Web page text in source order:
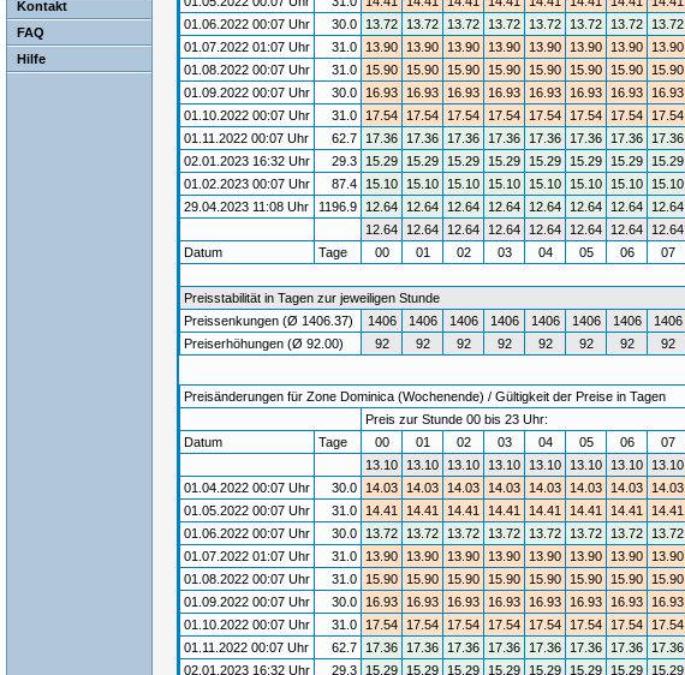
Kontakt
FAQ
Hilfe
01.06.2022 00:07 Uhr
30.0 13.72 13.72 13.72 13.72 13.72 13.72 13.72 13.72
01.07.2022 01:07 Uhr
31.0 13.90 13.90 13.90 13.90 13.90 13.90 13.90 13.90
01.08.2022 00:07 Uhr
31.0 15.90 15.90 15.90 15.90 15.90 15.90 15.90 15.90
01.09.2022 00:07 Uhr
30.0 16.93 16.93 16.93 16.93 16.93 16.93 16.93 16.93
01.10.2022 00:07 Uhr
31.0 17.54 17.54 17.54 17.54 17.54 17.54 17.54 17.54
01.11.2022 00:07 Uhr
62.7 17.36 17.36 17.36 17.36 17.36 17.36 17.36 17.36
02.01.2023 16:32 Uhr
29.3 15.29 15.29 15.29 15.29 15.29 15.29 15.29 15.29
01.02.2023 00:07 Uhr
87.4 15.10 15.10 15.10 15.10 15.10 15.10 15.10 15.10
29.04.2023 11:08 Uhr
1196.9 12.64 12.64 12.64 12.64 12.64 12.64 12.64 12.64
12.64
12.64 12.64 12.64 12.64 12.64 12.64 12.64
Datum
Tage 00 01 02 03 04 05 06 07
Preisstabilität in Tagen zur jeweiligen Stunde
Preissenkungen (Ø 1406.37)
1406 1406 1406 1406 1406 1406 1406 1406
Preiserhöhungen (Ø 92.00)
92 92 92 92 92 92 92 92
Preisänderungen für Zone Dominica (Wochenende) / Gültigkeit der Preise in Tagen
Preis zur Stunde 00 bis 23 Uhr:
Datum
Tage 00 01 02 03 04 05 06 07
13.10
13.10 13.10 13.10 13.10 13.10 13.10 13.10
01.04.2022 00:07 Uhr
30.0 14.03 14.03 14.03 14.03 14.03 14.03 14.03 14.03
01.05.2022 00:07 Uhr
31.0 14.41 14.41 14.41 14.41 14.41 14.41 14.41 14.41
01.06.2022 00:07 Uhr
30.0 13.72 13.72 13.72 13.72 13.72 13.72 13.72 13.72
01.07.2022 01:07 Uhr
31.0 13.90 13.90 13.90 13.90 13.90 13.90 13.90 13.90
01.08.2022 00:07 Uhr
31.0 15.90 15.90 15.90 15.90 15.90 15.90 15.90 15.90
01.09.2022 00:07 Uhr
30.0 16.93 16.93 16.93 16.93 16.93 16.93 16.93 16.93
01.10.2022 00:07 Uhr
31.0 17.54 17.54 17.54 17.54 17.54 17.54 17.54 17.54
01.11.2022 00:07 Uhr
62.7 17.36 17.36 17.36 17.36 17.36 17.36 17.36 17.36
02.01.2023 16:32 Uhr
29.3 15.29 15.29 15.29 15.29 15.29 15.29 15.29 15.29